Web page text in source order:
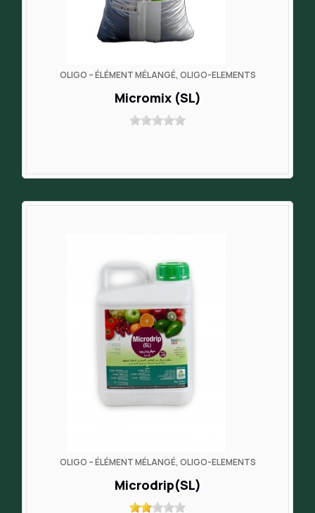
OLIGO – ÉLÉMENT MÉLANGÉ, OLIGO-ELEMENTS
Micromix (SL)
OLIGO – ÉLÉMENT MÉLANGÉ, OLIGO-ELEMENTS
Microdrip(SL)